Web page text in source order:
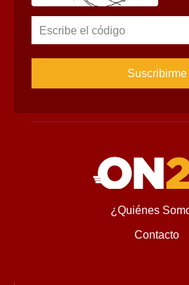
Escribe el código
¿Quiénes
Contacto